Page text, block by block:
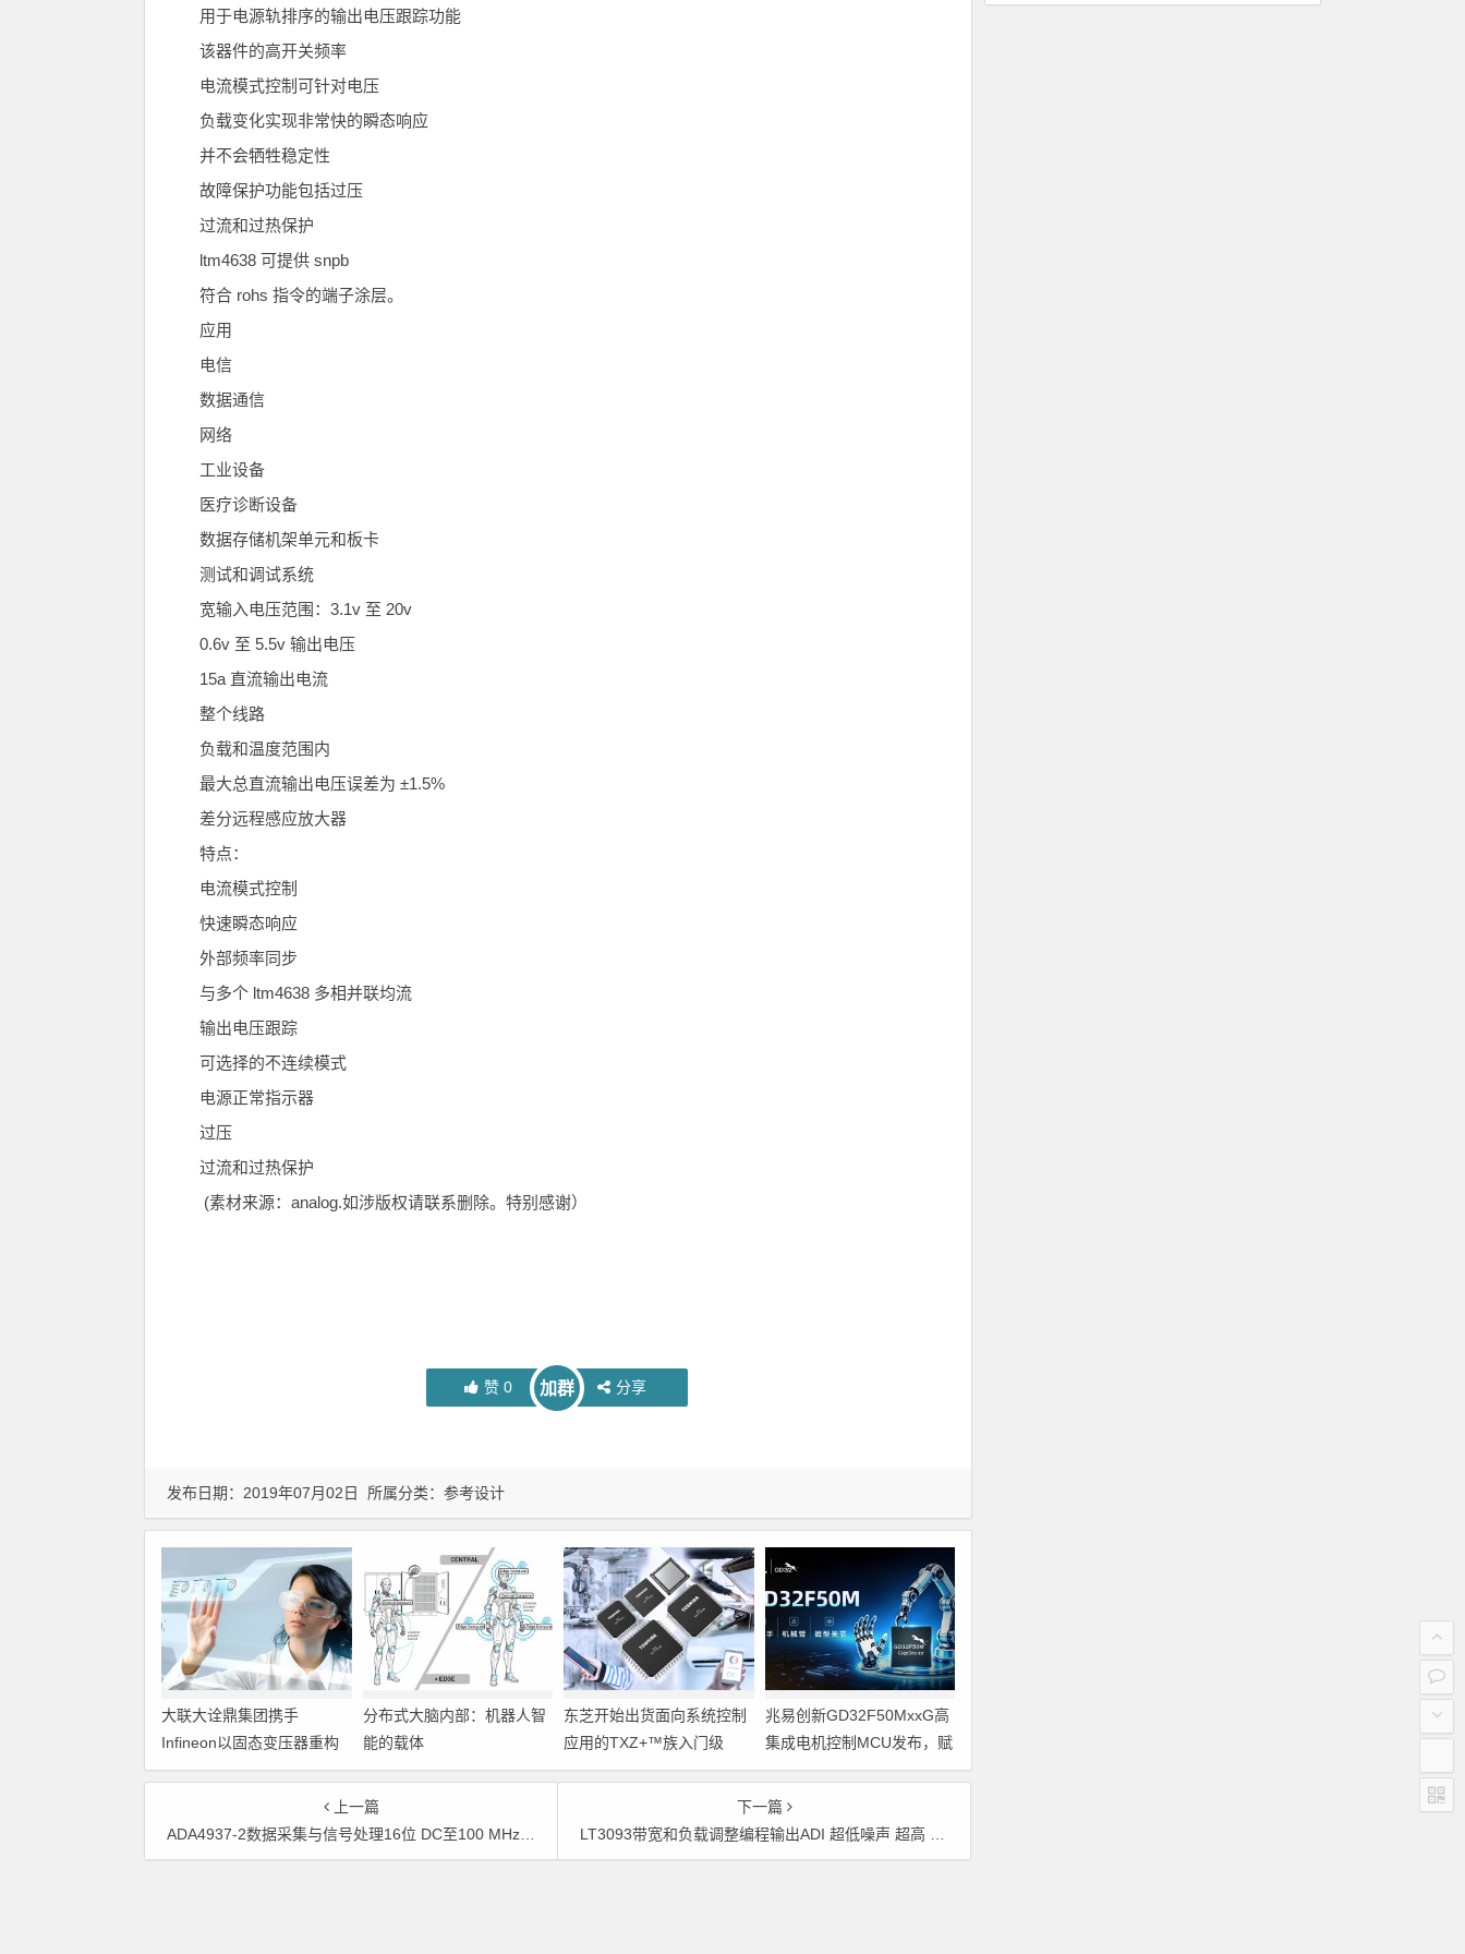
用于电源轨排序的输出电压跟踪功能
该器件的高开关频率
电流模式控制可针对电压
负载变化实现非常快的瞬态响应
并不会牺牲稳定性
故障保护功能包括过压
过流和过热保护
ltm4638 可提供 snpb
符合 rohs 指令的端子涂层。
应用
电信
数据通信
网络
工业设备
医疗诊断设备
数据存储机架单元和板卡
测试和调试系统
宽输入电压范围：3.1v 至 20v
0.6v 至 5.5v 输出电压
15a 直流输出电流
整个线路
负载和温度范围内
最大总直流输出电压误差为 ±1.5%
差分远程感应放大器
特点：
电流模式控制
快速瞬态响应
外部频率同步
与多个 ltm4638 多相并联均流
输出电压跟踪
可选择的不连续模式
电源正常指示器
过压
过流和过热保护
(素材来源：analog.如涉版权请联系删除。特别感谢）
赞0 加群 分享
发布日期：2019年07月02日 所属分类： 参考设计
大联大诠鼎集团携手
Infineon以固态变压器重构
配电效率新标杆
分布式大脑内部：机器人智
能的载体
东芝开始出货面向系统控制
应用的TXZ+™族入门级
M4V组（搭载Arm
Cortex‑M4内核的标准微控
制器）工程样品
兆易创新GD32F50MxxG高
集成电机控制MCU发布，赋
能人形机器人关节驱动革新
上一篇
ADA4937-2数据采集与信号处理16位 DC至100 MHz的高性能ADC
下一篇
​LT3093带宽和负载调整编程输出ADI 超低噪声 超高 PSRR 架构